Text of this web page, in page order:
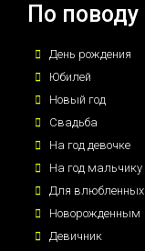
По поводу
День рождения
Юбилей
Новый год
Свадьба
На год девочке
На год мальчику
Для влюбленных
Новорожденным
Девичник